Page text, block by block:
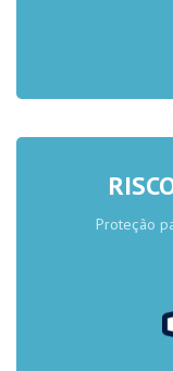
Proteção